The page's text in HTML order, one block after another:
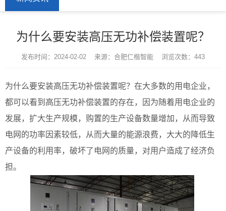
为什么要安装高压无功补偿装置呢？
发布时间：2024-02-02 来源：合肥仁楷智能 浏览次数：443
为什么要安装高压无功补偿装置呢？在大多数的用电企业，
都可以看到高压无功补偿装置的存在，因为随着用电企业的
发展，扩大生产规模，购置的生产设备数量增加，从而导致
电网的功率因素较低，从而大量的能源浪费，大大的降低生
产设备的利用率，破坏了电网的质量，对用户造成了经济负
担。